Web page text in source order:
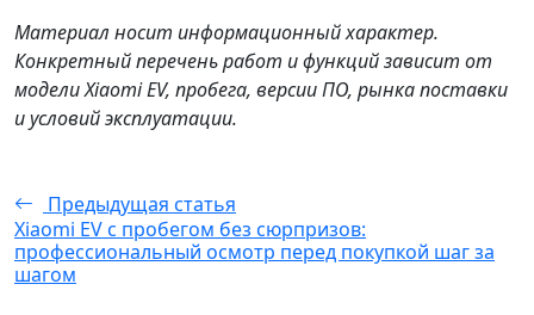
Материал носит информационный характер.
Конкретный перечень работ и функций зависит от
модели Xiaomi EV, пробега, версии ПО, рынка поставки
и условий эксплуатации.
Предыдущая статья
Xiaomi EV с пробегом без сюрпризов:
профессиональный осмотр перед покупкой шаг за
шагом